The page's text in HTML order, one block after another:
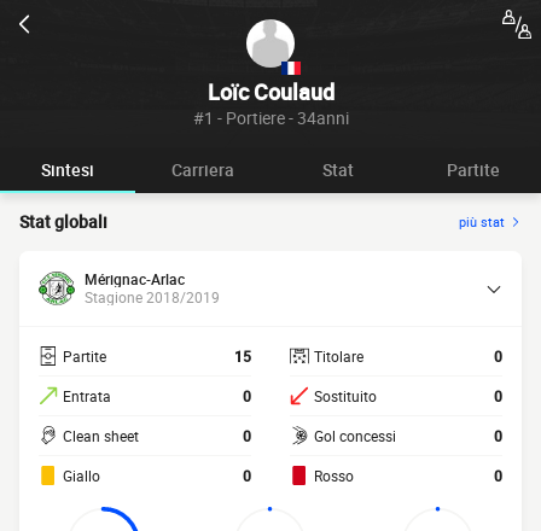
Loïc Coulaud
#1 - Portiere - 34anni
Sintesi Carriera Stat Partite
Stat globali più stat
Mérignac-Arlac
Stagione 2018/2019
Partite 15
Entrata 0
Clean sheet 0
Giallo 0
Titolare 0
Sostituito 0
Gol concessi 0
Rosso 0